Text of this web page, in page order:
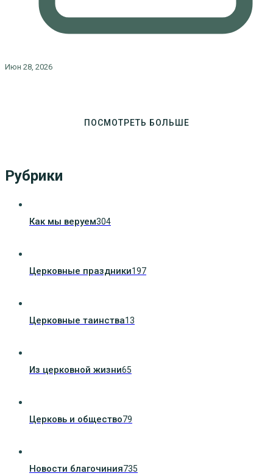
Июн 28, 2026
ПОСМОТРЕТЬ БОЛЬШЕ
Рубрики
Как мы веруем304
Церковные праздники197
Церковные таинства13
Из церковной жизни65
Церковь и общество79
Новости благочиния735